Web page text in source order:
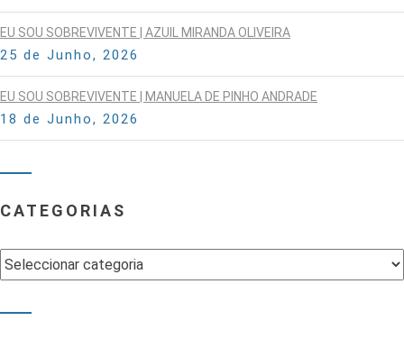
EU SOU SOBREVIVENTE | AZUIL MIRANDA OLIVEIRA
25 de Junho, 2026
EU SOU SOBREVIVENTE | MANUELA DE PINHO ANDRADE
18 de Junho, 2026
CATEGORIAS
Categorias